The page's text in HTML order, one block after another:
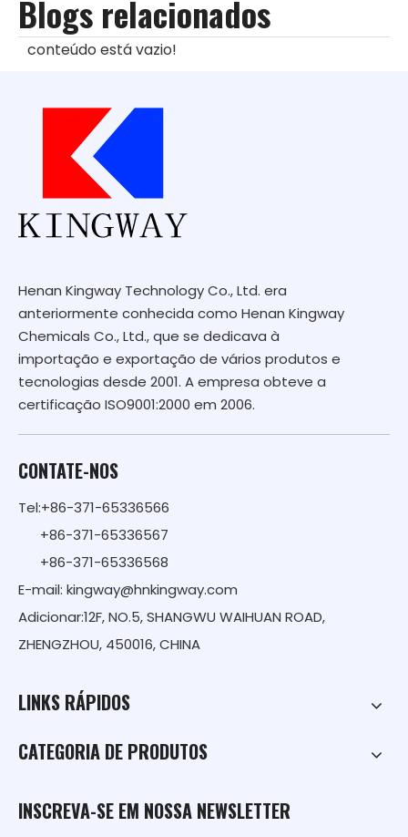
Blogs relacionados
conteúdo está vazio!
Henan Kingway Technology Co., Ltd. era
anteriormente conhecida como Henan Kingway
Chemicals Co., Ltd., que se dedicava à
importação e exportação de vários produtos e
tecnologias desde 2001. A empresa obteve a
certificação ISO9001:2000 em 2006.
CONTATE-NOS
Tel:+86-371-65336566
+86-371-65336567
+86-371-65336568
E-mail: kingway@hnkingway.com
Adicionar:12F, NO.5, SHANGWU WAIHUAN ROAD,
ZHENGZHOU, 450016, CHINA
LINKS RÁPIDOS
CATEGORIA DE PRODUTOS
INSCREVA-SE EM NOSSA NEWSLETTER